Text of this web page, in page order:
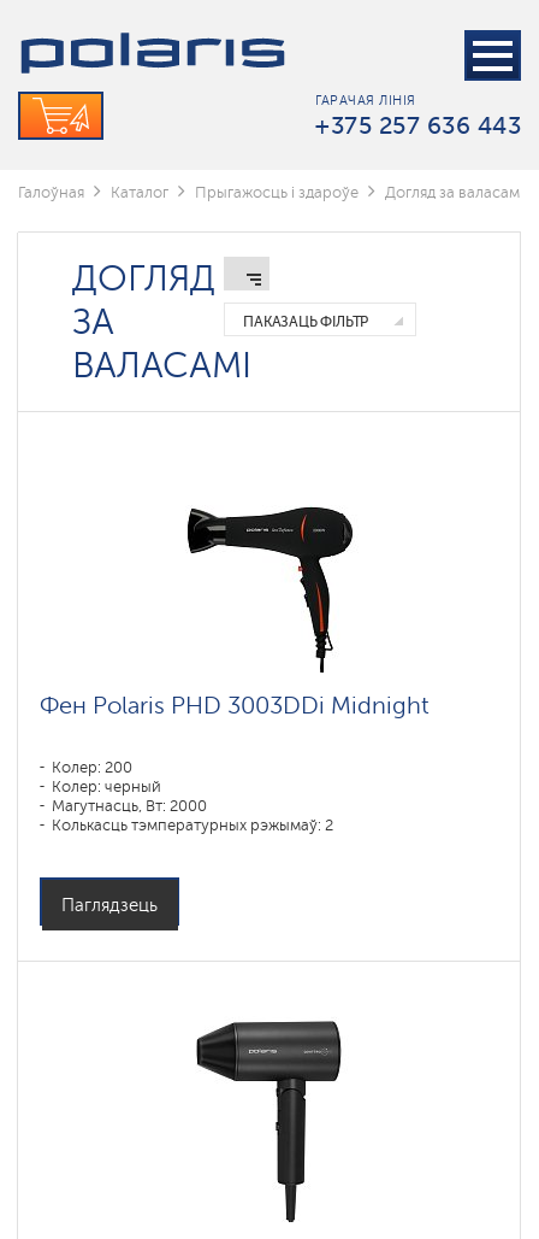
ГАРАЧАЯ ЛІНІЯ
+375 257 636 443
Галоўная Каталог Прыгажосць і здароўе Догляд за валасамі
ДОГЛЯД
ЗА
ВАЛАСАМІ
ПАКАЗАЦЬ ФІЛЬТР
Фен Polaris PHD 3003DDi Midnight
Колер: 200
Колер: черный
Магутнасць, Вт: 2000
Колькасць тэмпературных рэжымаў: 2
Паглядзець
Фены
Фены-
расчоскі